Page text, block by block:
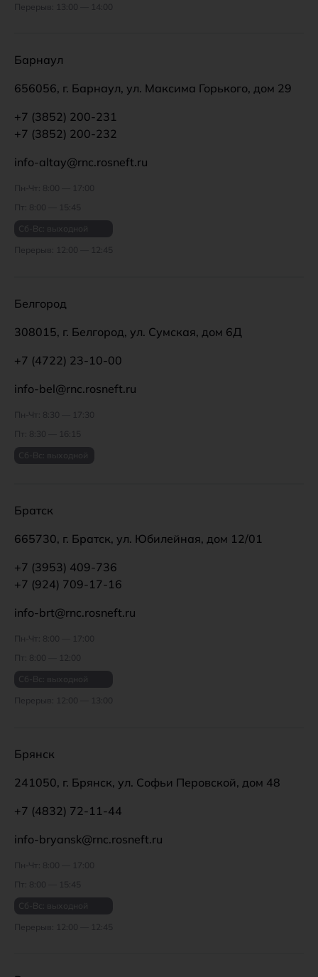
Перерыв: 13:00 — 14:00
Барнаул
656056, г. Барнаул, ул. Максима Горького, дом 29
+7 (3852) 200-231
+7 (3852) 200-232
info-altay@rnc.rosneft.ru
Пн-Чт: 8:00 — 17:00
Пт: 8:00 — 15:45
Сб-Вс: выходной
Перерыв: 12:00 — 12:45
Белгород
308015, г. Белгород, ул. Сумская, дом 6Д
+7 (4722) 23-10-00
info-bel@rnc.rosneft.ru
Пн-Чт: 8:30 — 17:30
Пт: 8:30 — 16:15
Сб-Вс: выходной
Братск
665730, г. Братск, ул. Юбилейная, дом 12/01
+7 (3953) 409-736
+7 (924) 709-17-16
info-brt@rnc.rosneft.ru
Пн-Чт: 8:00 — 17:00
Пт: 8:00 — 12:00
Сб-Вс: выходной
Перерыв: 12:00 — 13:00
Брянск
241050, г. Брянск, ул. Софьи Перовской, дом 48
+7 (4832) 72-11-44
info-bryansk@rnc.rosneft.ru
Пн-Чт: 8:00 — 17:00
Пт: 8:00 — 15:45
Сб-Вс: выходной
Перерыв: 12:00 — 12:45